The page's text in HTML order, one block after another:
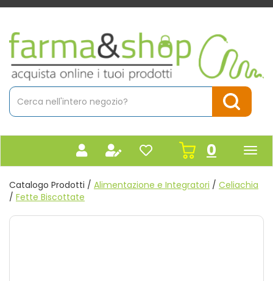
Passa
contenuto
principale
Farmacia
Massaro
Cerca
Prodotto
Cerca
0inseriti
Catalogo Prodotti / Alimentazione e Integratori / Celiachia
/ Fette Biscottate